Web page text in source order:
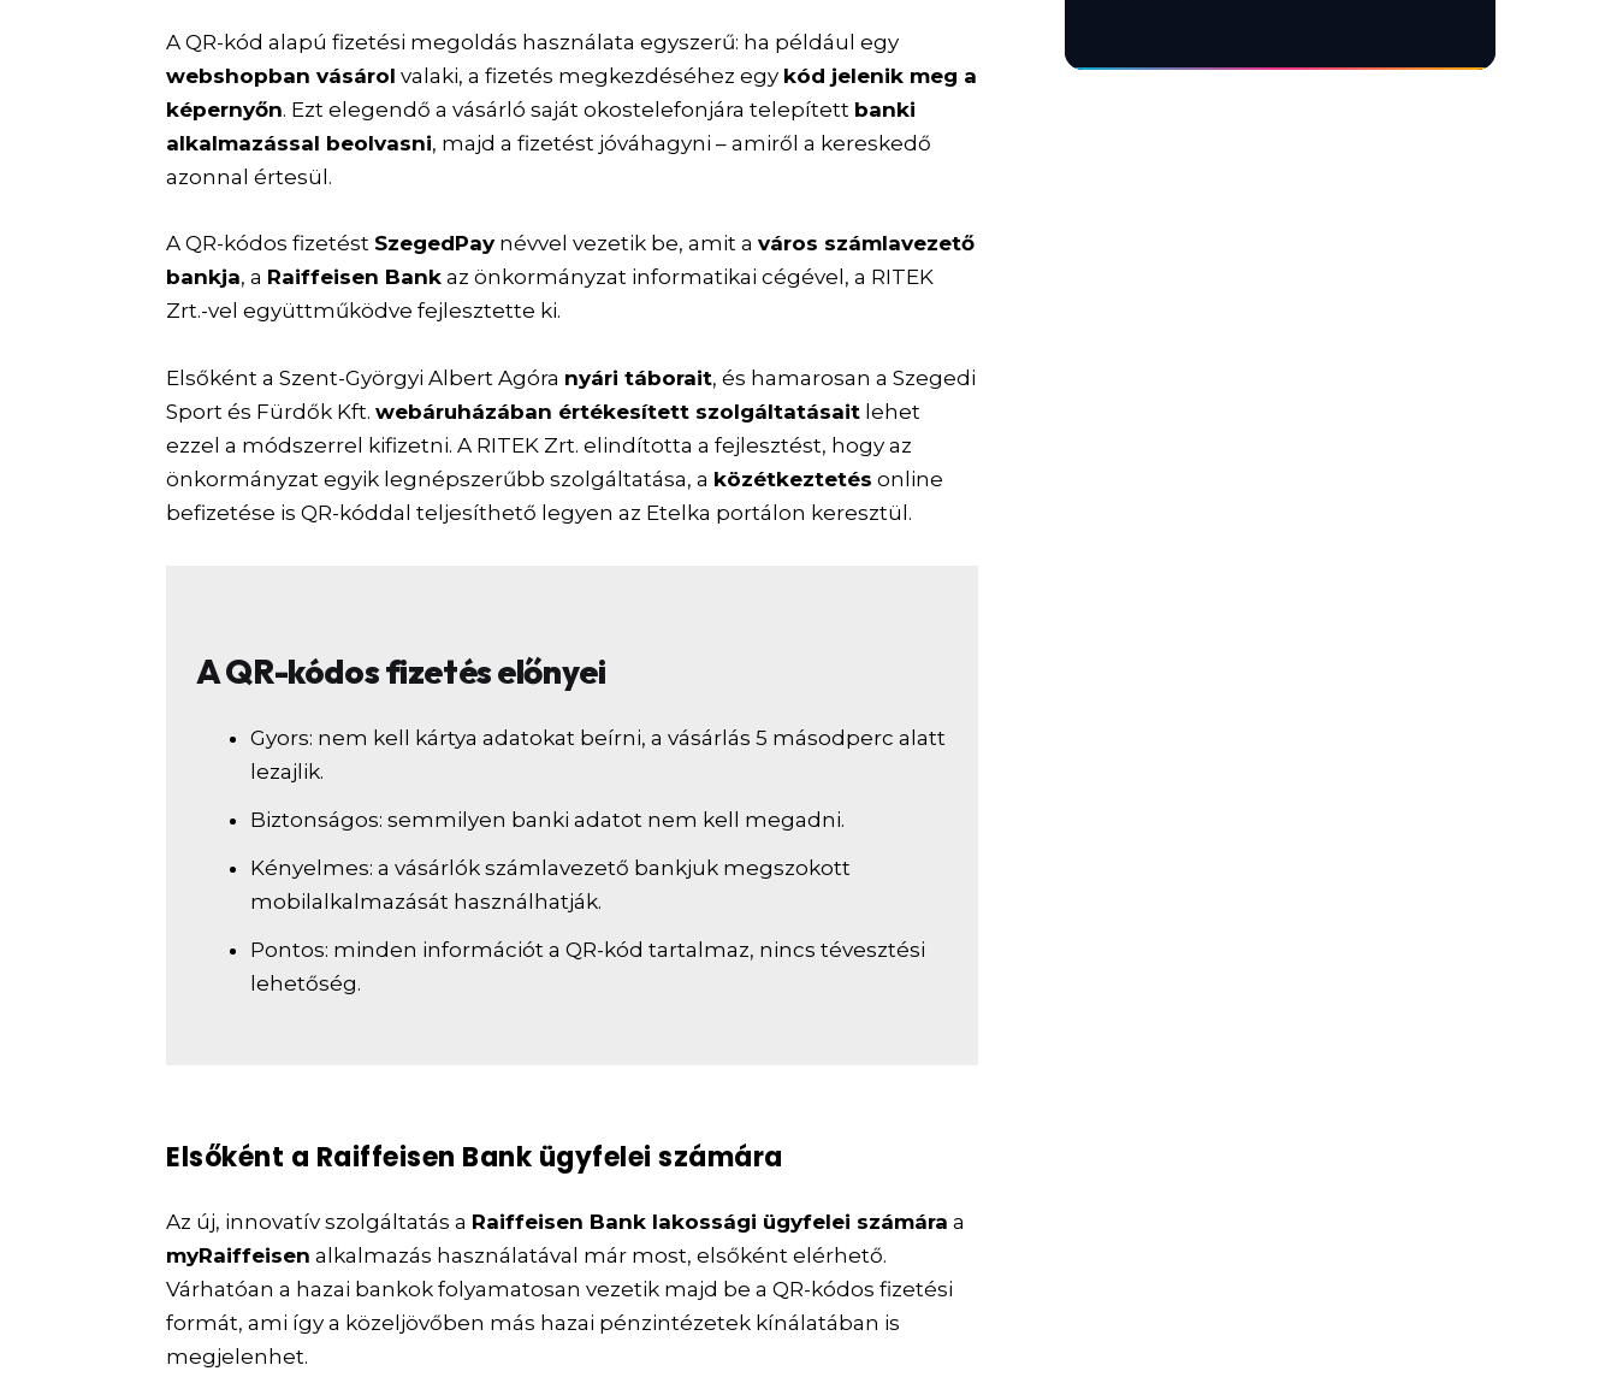
A QR-kód alapú fizetési megoldás használata egyszerű: ha például egy
webshopban vásárol valaki, a fizetés megkezdéséhez egy kód jelenik meg a
képernyőn. Ezt elegendő a vásárló saját okostelefonjára telepített banki
alkalmazással beolvasni, majd a fizetést jóváhagyni – amiről a kereskedő
azonnal értesül.
A QR-kódos fizetést SzegedPaynévvel vezetik be, amit aváros számlavezető
bankja, a Raiffeisen Bank az önkormányzat informatikai cégével, a RITEK
Zrt.-vel együttműködve fejlesztette ki.
Elsőként a Szent-Györgyi Albert Agóra nyári táborait, és hamarosan a Szegedi
Sport és Fürdők Kft.webáruházában értékesített szolgáltatásait lehet
ezzel a módszerrel kifizetni. A RITEK Zrt. elindította a fejlesztést, hogy az
önkormányzat egyik legnépszerűbb szolgáltatása, a közétkeztetés online
befizetése is QR-kóddal teljesíthető legyen az Etelka portálon keresztül.
A QR-kódos fizetés előnyei
Gyors: nem kell kártya adatokat beírni, a vásárlás 5 másodperc alatt
lezajlik.
Biztonságos: semmilyen banki adatot nem kell megadni.
Kényelmes: a vásárlók számlavezető bankjuk megszokott
mobilalkalmazását használhatják.
Pontos: minden információt a QR-kód tartalmaz, nincs tévesztési
lehetőség.
Elsőként a Raiffeisen Bank ügyfelei számára
Az új, innovatív szolgáltatás a Raiffeisen Bank lakossági ügyfelei számára a
myRaiffeisen alkalmazás használatával már most, elsőként elérhető.
Várhatóan a hazai bankok folyamatosan vezetik majd be a QR-kódos fizetési
formát, ami így a közeljövőben más hazai pénzintézetek kínálatában is
megjelenhet.